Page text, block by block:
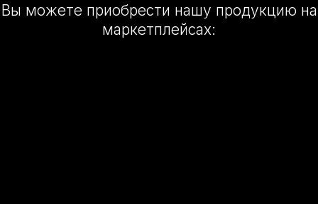
Вы можете приобрести нашу продукцию на
маркетплейсах: